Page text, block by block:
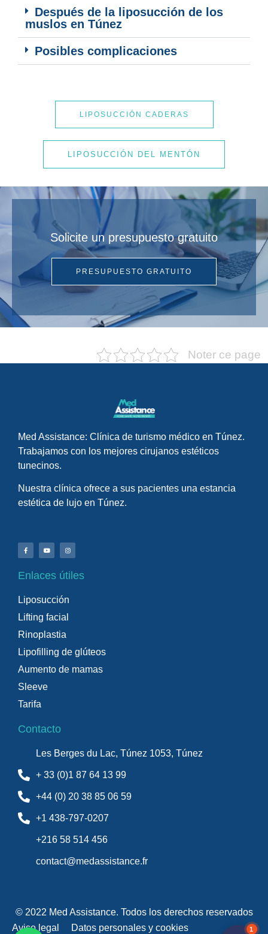
Después de la liposucción de los
muslos en Túnez
Posibles complicaciones
LIPOSUCCIÓN CADERAS
LIPOSUCCIÓN DEL MENTÓN
Solicite un presupuesto gratuito
PRESUPUESTO GRATUITO
Noter ce page
Med Assistance: Clínica de turismo médico en Túnez.
Trabajamos con los mejores cirujanos estéticos
tunecinos.
Nuestra clínica ofrece a sus pacientes una estancia
estética de lujo en Túnez.
Enlaces útiles
Liposucción
Lifting facial
Rinoplastia
Lipofilling de glúteos
Aumento de mamas
Sleeve
Tarifa
Contacto
Les Berges du Lac, Túnez 1053, Túnez
+ 33 (0)1 87 64 13 99
+44 (0) 20 38 85 06 59
+1 438-797-0207
+216 58 514 456
contact@medassistance.fr
© 2022 Med Assistance. Todos los derechos reservados
Aviso legal
Datos personales y cookies 1